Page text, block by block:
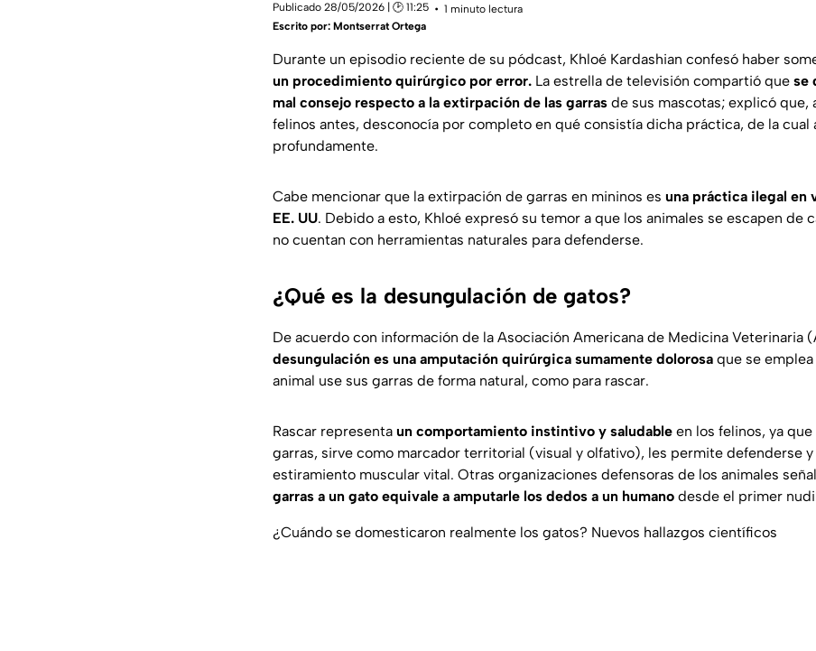
Publicado 28/05/2026 | 🕑 11:25
1 minuto lectura
Escrito por: Montserrat Ortega
Durante un episodio reciente de su pódcast, Khloé Kardashian confesó haber
un procedimiento quirúrgico por error. La estrella de televisión compartió que se
mal consejo respecto a la extirpación de las garras de sus mascotas; explicó que,
felinos antes, desconocía por completo en qué consistía dicha práctica, de la cual
profundamente.
Cabe mencionar que la extirpación de garras en mininos es una práctica ilegal en
EE. UU. Debido a esto, Khloé expresó su temor a que los animales se escapen de
no cuentan con herramientas naturales para defenderse.
¿Qué es la desungulación de gatos?
De acuerdo con información de la Asociación Americana de Medicina Veterinaria
desungulación es una amputación quirúrgica sumamente dolorosa que se
animal use sus garras de forma natural, como para rascar.
Rascar representa un comportamiento instintivo y saludable en los felinos, ya
garras, sirve como marcador territorial (visual y olfativo), les permite defenderse
estiramiento muscular vital. Otras organizaciones defensoras de los animales
garras a un gato equivale a amputarle los dedos a un humano desde el primer
¿Cuándo se domesticaron realmente los gatos? Nuevos hallazgos científicos